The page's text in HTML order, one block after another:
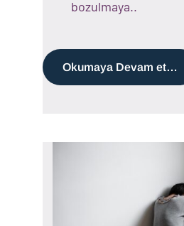
bozulmaya..
Okumaya Devam et…